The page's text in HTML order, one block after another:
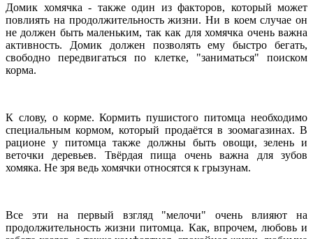
Домик хомячка - также один из факторов, который может
повлиять на продолжительность жизни. Ни в коем случае он
не должен быть маленьким, так как для хомячка очень важна
активность. Домик должен позволять ему быстро бегать,
свободно передвигаться по клетке, "заниматься" поиском
корма.
К слову, о корме. Кормить пушистого питомца необходимо
специальным кормом, который продаётся в зоомагазинах. В
рационе у питомца также должны быть овощи, зелень и
веточки деревьев. Твёрдая пища очень важна для зубов
хомяка. Не зря ведь хомячки относятся к грызунам.
Все эти на первый взгляд "мелочи" очень влияют на
продолжительность жизни питомца. Как, впрочем, любовь и